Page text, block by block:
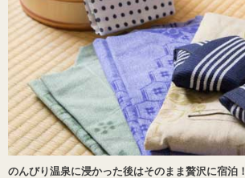
のんびり温泉に浸かった後はそのまま贅沢に宿泊！